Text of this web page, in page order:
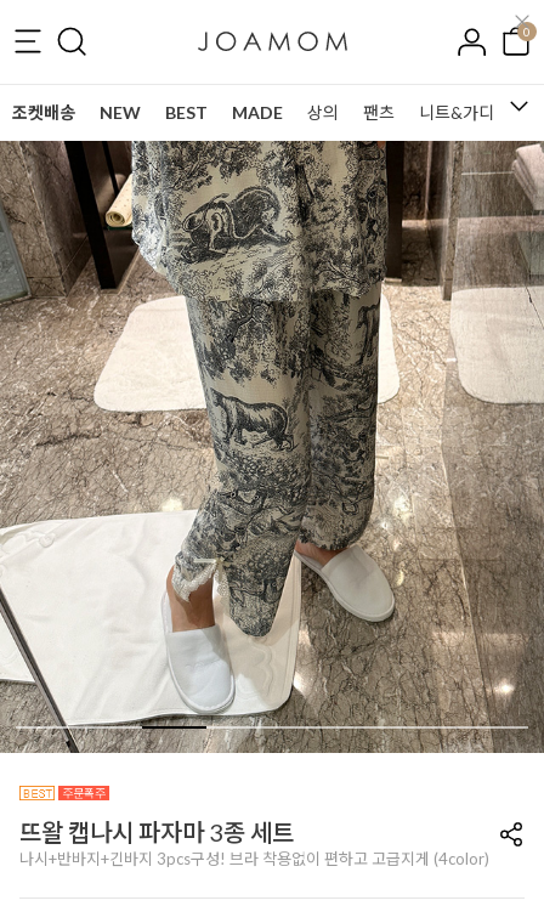
0
조켓배송 NEW BEST MADE 상의 팬츠 니트&가디건
뜨왈 캡나시 파자마 3종 세트
나시+반바지+긴바지 3pcs구성! 브라 착용없이 편하고 고급지게 (4color)